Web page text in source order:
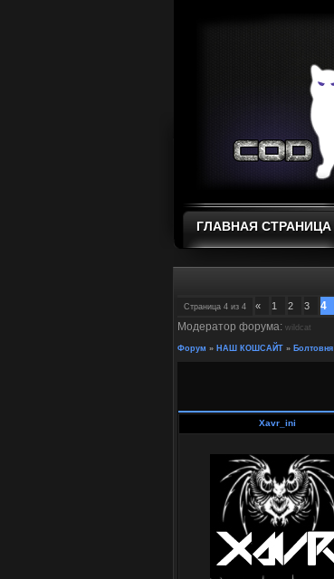
ГЛАВНАЯ СТРАНИЦА
Страница 4 из 4 « 1 2 3
4
Модератор форума: wildcat
Форум » НАШ КОШСАЙТ » Болтовня
Xavr_ini